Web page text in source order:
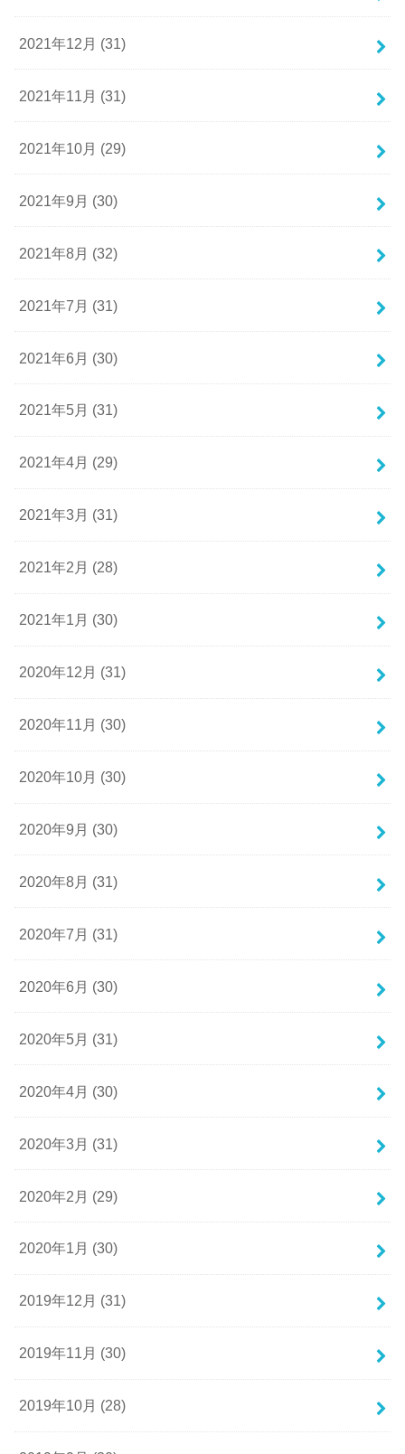
2021年12月 (31)
2021年11月 (31)
2021年10月 (29)
2021年9月 (30)
2021年8月 (32)
2021年7月 (31)
2021年6月 (30)
2021年5月 (31)
2021年4月 (29)
2021年3月 (31)
2021年2月 (28)
2021年1月 (30)
2020年12月 (31)
2020年11月 (30)
2020年10月 (30)
2020年9月 (30)
2020年8月 (31)
2020年7月 (31)
2020年6月 (30)
2020年5月 (31)
2020年4月 (30)
2020年3月 (31)
2020年2月 (29)
2020年1月 (30)
2019年12月 (31)
2019年11月 (30)
2019年10月 (28)